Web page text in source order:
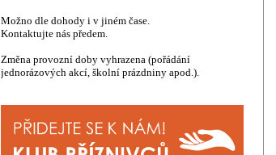
Možno dle dohody i v jiném čase.
Kontaktujte nás předem.
Změna provozní doby vyhrazena (pořádání
jednorázových akcí, školní prázdniny apod.).